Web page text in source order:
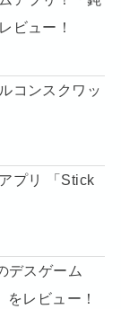
ビュー！
コンスクワッ
プリ 「Stick
デスゲーム
をレビュー！